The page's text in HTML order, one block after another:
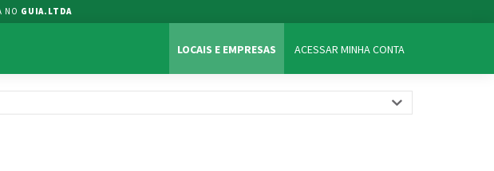
NO GUIA.LTDA
LOCAIS E EMPRESAS ACESSAR MINHA CONTA